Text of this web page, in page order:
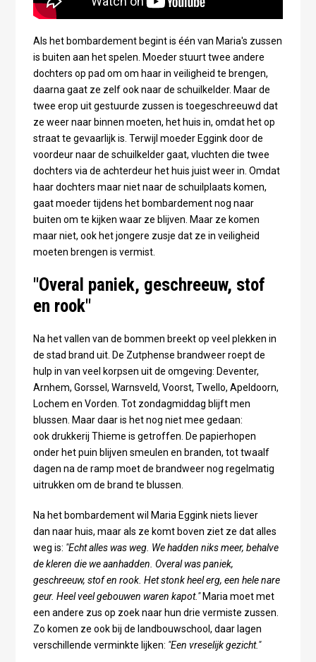
Als het bombardement begint is één van Maria's zussen
is buiten aan het spelen. Moeder stuurt twee andere
dochters op pad om om haar in veiligheid te brengen,
daarna gaat ze zelf ook naar de schuilkelder. Maar de
twee erop uit gestuurde zussen is toegeschreeuwd dat
ze weer naar binnen moeten, het huis in, omdat het op
straat te gevaarlijk is. Terwijl moeder Eggink door de
voordeur naar de schuilkelder gaat, vluchten die twee
dochters via de achterdeur het huis juist weer in. Omdat
haar dochters maar niet naar de schuilplaats komen,
gaat moeder tijdens het bombardement nog naar
buiten om te kijken waar ze blijven. Maar ze komen
maar niet, ook het jongere zusje dat ze in veiligheid
moeten brengen is vermist.
"Overal paniek, geschreeuw, stof
en rook"
Na het vallen van de bommen breekt op veel plekken in
de stad brand uit. De Zutphense brandweer roept de
hulp in van veel korpsen uit de omgeving: Deventer,
Arnhem, Gorssel, Warnsveld, Voorst, Twello, Apeldoorn,
Lochem en Vorden. Tot zondagmiddag blijft men
blussen. Maar daar is het nog niet mee gedaan:
ook drukkerij Thieme is getroffen. De papierhopen
onder het puin blijven smeulen en branden, tot twaalf
dagen na de ramp moet de brandweer nog regelmatig
uitrukken om de brand te blussen.
Na het bombardement wil Maria Eggink niets liever
dan naar huis, maar als ze komt boven ziet ze dat alles
weg is: "Echt alles was weg. We hadden niks meer, behalve
de kleren die we aanhadden. Overal was paniek,
geschreeuw, stof en rook. Het stonk heel erg, een hele nare
geur. Heel veel gebouwen waren kapot."Maria moet met
een andere zus op zoek naar hun drie vermiste zussen.
Zo komen ze ook bij de landbouwschool, daar lagen
verschillende verminkte lijken: "Een vreselijk gezicht."